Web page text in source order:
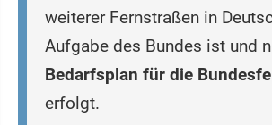
weiterer Fernstraßen in
Aufgabe des Bundes ist und
Bedarfsplan für die
erfolgt.